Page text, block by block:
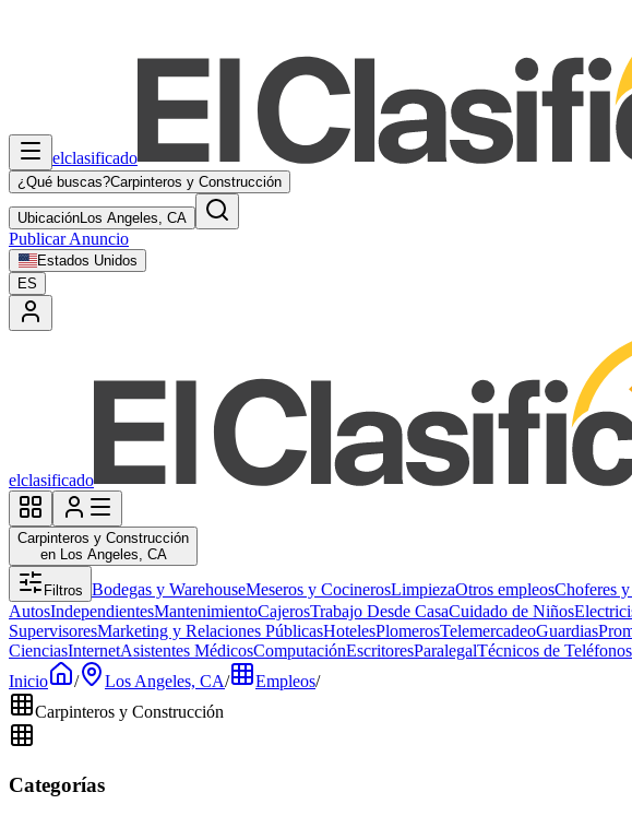
elclasificado
¿Qué buscas?Carpinteros y Construcción
UbicaciónLos Angeles, CA
Publicar Anuncio
Estados Unidos
ES
elclasificado
Carpinteros y Construcción
en Los Angeles, CA
Filtros Bodegas y WarehouseMeseros y CocinerosLimpiezaOtros empleosChoferes
AutosIndependientesMantenimientoCajerosTrabajo Desde CasaCuidado de Niños
SupervisoresMarketing y Relaciones PúblicasHotelesPlomerosTelemercadeoGuardias
CienciasInternetAsistentes MédicosComputaciónEscritoresParalegalTécnicos de Teléfonos
Inicio
/ Los Angeles, CA/ Empleos/
Carpinteros y Construcción
Categorías